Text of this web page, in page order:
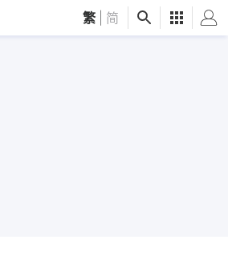
繁 简